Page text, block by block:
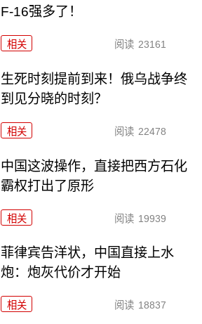
F-16强多了！
相关 阅读 23161
生死时刻提前到来！俄乌战争终
到见分晓的时刻？
相关 阅读 22478
中国这波操作，直接把西方石化
霸权打出了原形
相关 阅读 19939
菲律宾告洋状，中国直接上水
炮：炮灰代价才开始
相关 阅读 18837